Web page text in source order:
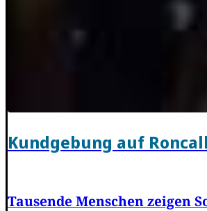
Kundgebung auf
Tausende Menschen